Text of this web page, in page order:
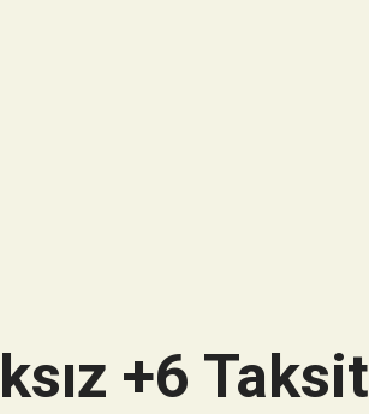
+6 Taksit